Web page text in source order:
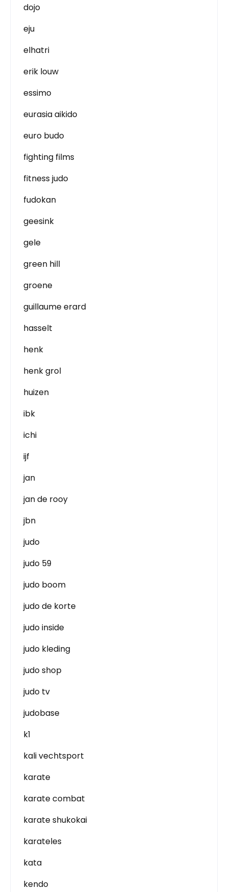
dojo
eju
elhatri
erik louw
essimo
eurasia aikido
euro budo
fighting films
fitness judo
fudokan
geesink
gele
green hill
groene
guillaume erard
hasselt
henk
henk grol
huizen
ibk
ichi
ijf
jan
jan de rooy
jbn
judo
judo 59
judo boom
judo de korte
judo inside
judo kleding
judo shop
judo tv
judobase
k1
kali vechtsport
karate
karate combat
karate shukokai
karateles
kata
kendo